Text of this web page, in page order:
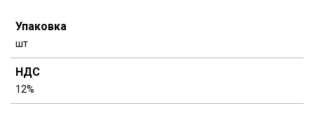
Упаковка
шт
НДС
12%